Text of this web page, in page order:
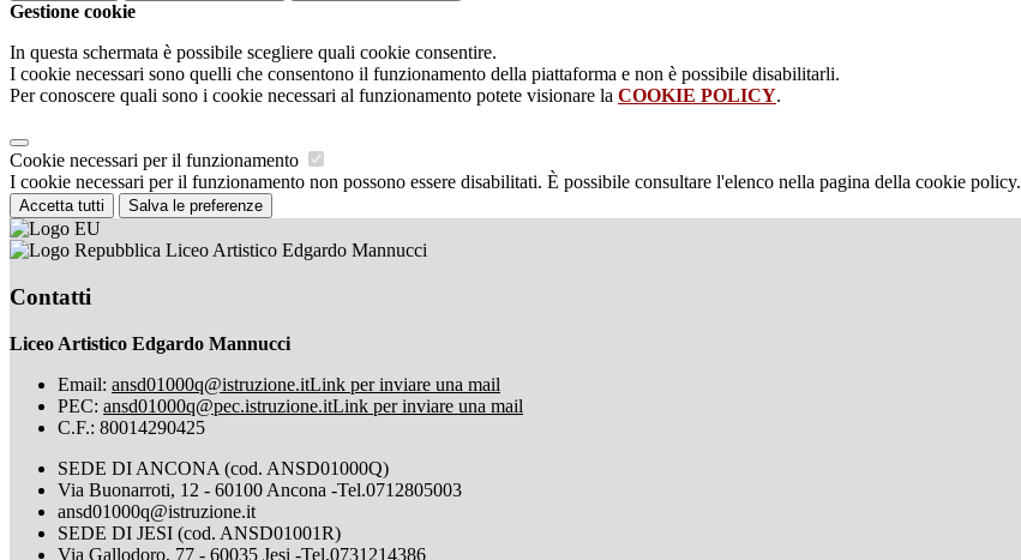
Gestione cookie
In questa schermata è possibile scegliere quali cookie consentire.
I cookie necessari sono quelli che consentono il funzionamento della piattaforma e non è possibile disabilitarli.
Per conoscere quali sono i cookie necessari al funzionamento potete visionare la COOKIE POLICY.
Cookie necessari per il funzionamento
I cookie necessari per il funzionamento non possono essere disabilitati. È possibile consultare l'elenco nella pagina della cookie policy.
Accetta tutti Salva le preferenze
Liceo Artistico Edgardo Mannucci
Contatti
Liceo Artistico Edgardo Mannucci
Email: ansd01000q@istruzione.itLink per inviare una mail
PEC: ansd01000q@pec.istruzione.itLink per inviare una mail
C.F.: 80014290425
SEDE DI ANCONA (cod. ANSD01000Q)
Via Buonarroti, 12 - 60100 Ancona -Tel.0712805003
ansd01000q@istruzione.it
SEDE DI JESI (cod. ANSD01001R)
Via Gallodoro, 77 - 60035 Jesi -Tel.0731214386